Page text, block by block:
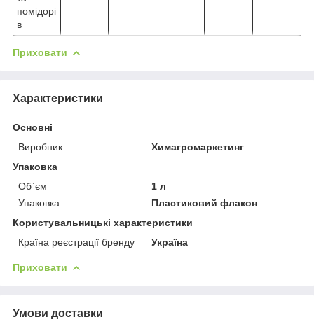
помідорі
в
Приховати
Характеристики
Основні
Виробник
Химагромаркетинг
Упаковка
Об`єм
1 л
Упаковка
Пластиковий флакон
Користувальницькі характеристики
Країна реєстрації бренду
Україна
Приховати
Умови доставки